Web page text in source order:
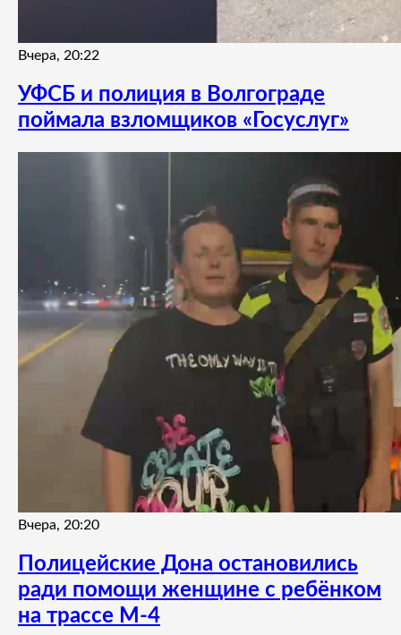
Вчера, 20:22
УФСБ и полиция в Волгограде
поймала взломщиков «Госуслуг»
Вчера, 20:20
Полицейские Дона остановились
ради помощи женщине с ребёнком
на трассе М-4